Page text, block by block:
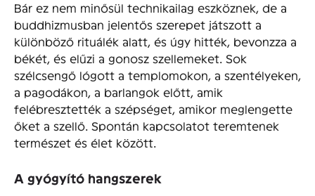
Bár ez nem minősül technikailag eszköznek, de a
buddhizmusban jelentős szerepet játszott a
különböző rituálék alatt, és úgy hitték, bevonzza a
békét, és elűzi a gonosz szellemeket. Sok
szélcsengő lógott a templomokon, a szentélyeken,
a pagodákon, a barlangok előtt, amik
felébresztették a szépséget, amikor meglengette
őket a szellő. Spontán kapcsolatot teremtenek
természet és élet között.
A gyógyító hangszerek